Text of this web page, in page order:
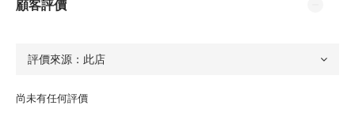
顧客評價
尚未有任何評價